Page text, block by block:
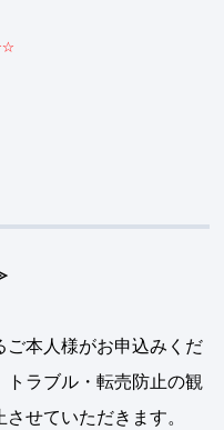
本人様がお申込みくだ
トラブル・転売防止の観
せていただきます。